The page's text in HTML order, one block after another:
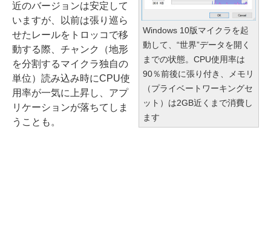
Windows 10版マイクラを起
動して、“世界”データを開く
までの状態。CPU使用率は
90％前後に張り付き、メモリ
（プライベートワーキングセ
ット）は2GB近くまで消費し
ます
近のバージョンは安定して
いますが、以前は張り巡ら
せたレールをトロッコで移
動する際、チャンク（地形
を分割するマイクラ独自の
単位）読み込み時にCPU使
用率が一気に上昇し、アプ
リケーションが落ちてしま
うことも。